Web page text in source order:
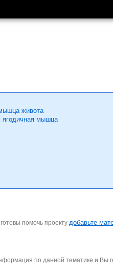
живота
ягодичная мышца
помочь проекту добавьте
по данной тематике и Вы